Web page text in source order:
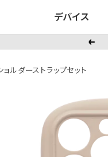
デバイス
戻
ダーストラップセット